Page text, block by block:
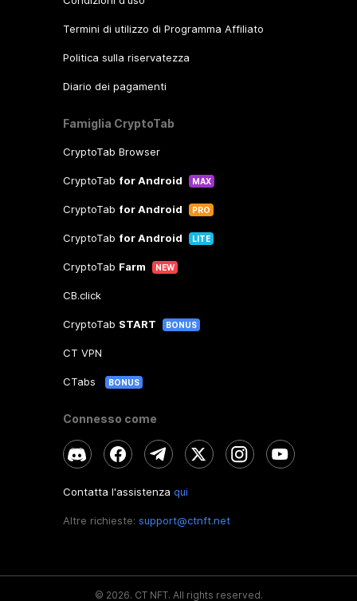
Termini di utilizzo di Programma Affiliato
Politica sulla riservatezza
Diario dei pagamenti
Famiglia CryptoTab
CryptoTab Browser
CryptoTab for Android MAX
CryptoTab for Android PRO
CryptoTab for Android LITE
CryptoTab Farm NEW
CB.click
CryptoTab START BONUS
CT VPN
CTabs BONUS
Connesso come
Contatta l'assistenza qui
Altre richieste: support@ctnft.net
© 2026. CT NFT. All rights reserved.